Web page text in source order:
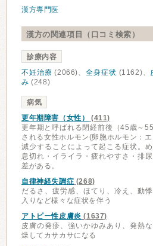
漢方専門医
漢方の関連項目（口コミ検索）
診療内容
不妊治療 (2066)、全身症状 (1162)、
み (248)
病気
更年期障害（女性）
(411)
更年期と呼ばれる閉経前後（45歳～
される女性ホルモン(卵胞ホルモン：
減少することによって起こる症状。
息切れ・イライラ・疲れやすさ・排
差がある。
自律神経失調症 (268)
だるさ、疲労感、ほてり、冷え、動
入りなど様々な症状を伴う
アトピー性皮膚炎 (1637)
皮膚の発疹、強いかゆみあり、発熱
燥してカサカサになる